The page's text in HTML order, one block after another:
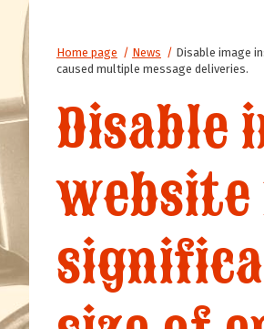
Home page / News / Disable image
caused multiple message deliveries.
Disable
website